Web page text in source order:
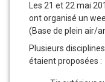
Les 21 et 22 mai
ont organisé un
(Base de plein air/
Plusieurs
étaient proposées :